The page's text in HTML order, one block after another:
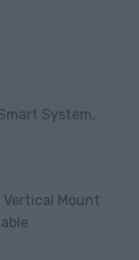
System,
Vertical Mount